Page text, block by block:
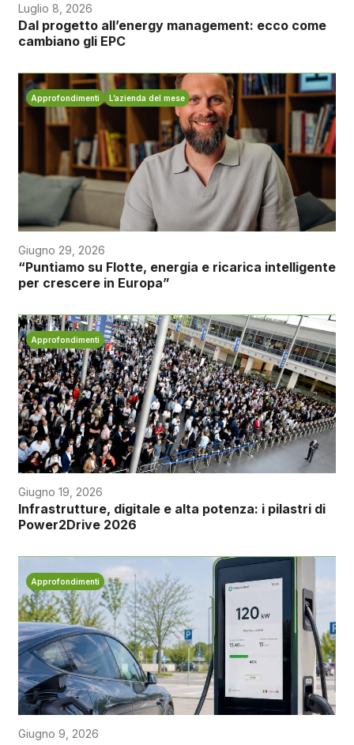
Luglio 8, 2026
Dal progetto all’energy management: ecco come
cambiano gli EPC
Approfondimenti L’azienda del mese
Giugno 29, 2026
“Puntiamo su Flotte, energia e ricarica intelligente
per crescere in Europa”
Approfondimenti
Giugno 19, 2026
Infrastrutture, digitale e alta potenza: i pilastri di
Power2Drive 2026
Approfondimenti
Giugno 9, 2026